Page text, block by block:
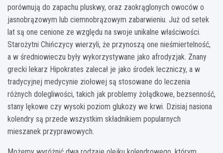
porównują do zapachu pluskwy, oraz zaokrąglonych owoców o
jasnobrązowym lub ciemnobrązowym zabarwieniu. Już od setek
lat są one cenione ze względu na swoje unikalne właściwości.
Starożytni Chińczycy wierzyli, że przynoszą one nieśmiertelność,
a w średniowieczu były wykorzystywane jako afrodyzjak. Znany
grecki lekarz Hipokrates zalecał je jako środek leczniczy, a w
tradycyjnej medycynie ziołowej są stosowane do leczenia
różnych dolegliwości, takich jak problemy żołądkowe, bezsenność,
stany lękowe czy wysoki poziom glukozy we krwi. Dzisiaj nasiona
kolendry są przede wszystkim składnikiem popularnych
mieszanek przyprawowych.